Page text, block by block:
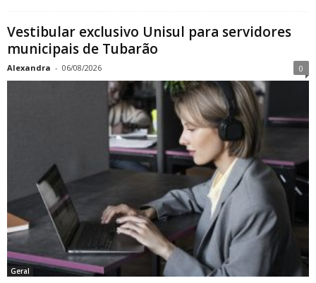
Vestibular exclusivo Unisul para servidores
municipais de Tubarão
Alexandra - 06/08/2026 0
Geral